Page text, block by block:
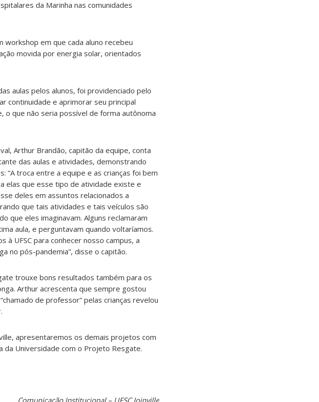
da Marinha nas comunidades
workshop em que cada aluno recebeu
movida por energia solar, orientados
aulas pelos alunos, foi providenciado pelo
continuidade e aprimorar seu principal
o que não seria possível de forma autônoma
Arthur Brandão, capitão da equipe, conta
das aulas e atividades, demonstrando
“A troca entre a equipe e as crianças foi bem
elas que esse tipo de atividade existe e
deles em assuntos relacionados a
que tais atividades e tais veículos são
que eles imaginavam. Alguns reclamaram
aula, e perguntavam quando voltaríamos.
à UFSC para conhecer nosso campus, a
no pós-pandemia”, disse o capitão.
trouxe bons resultados também para os
Arthur acrescenta que sempre gostou
de professor” pelas crianças revelou
apresentaremos os demais projetos com
da Universidade com o Projeto Resgate.